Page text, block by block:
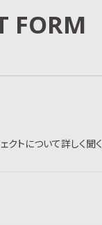
FORM
トについて詳しく聞く